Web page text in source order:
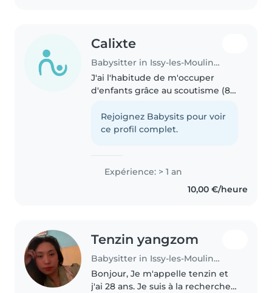
Calixte
Babysitter in Issy-les-Moulineaux
J'ai l'habitude de m'occuper
d'enfants grâce au scoutisme (8
suis en première au lycée Paul-
Claudel d'Hulst à Paris et je
Rejoignez Babysits pour voir
ce profil complet.
Expérience: > 1 an
10,00 €/heure
Tenzin yangzom
Babysitter in Issy-les-Moulineaux
Bonjour, Je m'appelle tenzin et
j'ai 28 ans. Je suis à la recherche